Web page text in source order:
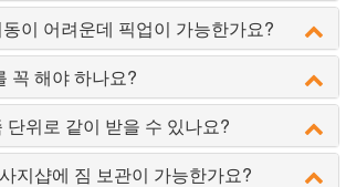
이 어려운데 픽업이 가능한가요?
꼭 해야 하나요?
단위로 같이 받을 수 있나요?
지샵에 짐 보관이 가능한가요?